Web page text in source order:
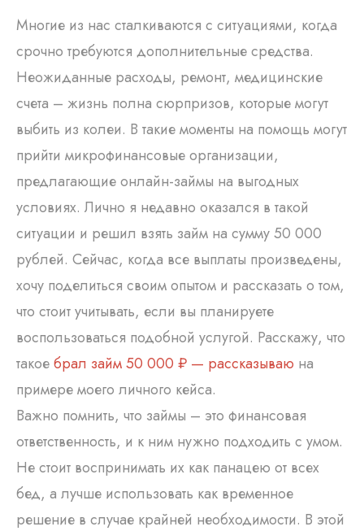
Многие из нас сталкиваются с ситуациями, когда
срочно требуются дополнительные средства.
Неожиданные расходы, ремонт, медицинские
счета – жизнь полна сюрпризов, которые могут
выбить из колеи. В такие моменты на помощь могут
прийти микрофинансовые организации,
предлагающие онлайн-займы на выгодных
условиях. Лично я недавно оказался в такой
ситуации и решил взять займ на сумму 50 000
рублей. Сейчас, когда все выплаты произведены,
хочу поделиться своим опытом и рассказать о том,
что стоит учитывать, если вы планируете
воспользоваться подобной услугой. Расскажу, что
такоебрал займ 50 000 ₽ — рассказываю на
примере моего личного кейса.
Важно помнить, что займы – это финансовая
ответственность, и к ним нужно подходить с умом.
Не стоит воспринимать их как панацею от всех
бед, а лучше использовать как временное
решение в случае крайней необходимости. В этой